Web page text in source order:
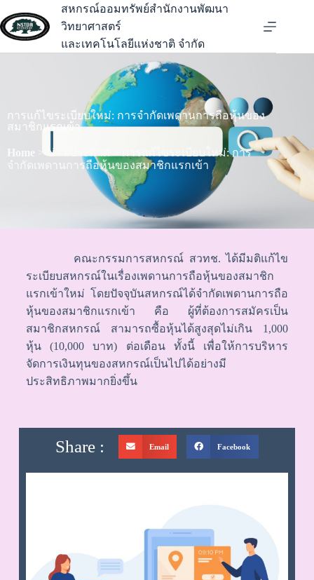
สหกรณ์ออมทรัพย์สำนักงานพัฒนา
วิทยาศาสตร์
และเทคโนโลยีแห่งชาติ จำกัด
การแก้ไขระเบียบใหม่: การจำกัดเพดานการถือหุ้นของ
สมาชิกแรกเข้า
Home > ข่าว/ประกาศ > การแก้ไขระเบียบใหม่: การ
จำกัดเพดานการถือหุ้นของสมาชิกแรกเข้า
คณะกรรมการสหกรณ์ สวทช. ได้มีมติแก้ไข
ระเบียบสหกรณ์ในเรื่องเพดานการถือหุ้นของสมาชิก
แรกเข้าใหม่ โดยปัจจุบันสหกรณ์ได้จำกัดเพดานการถือ
หุ้นของสมาชิกแรกเข้า คือ ผู้ที่ต้องการสมัครเป็น
สมาชิกสหกรณ์ สามารถซื้อหุ้นได้สูงสุดไม่เกิน 1,000
หุ้น (10,000 บาท) ต่อเดือน ทั้งนี้ เพื่อให้การบริหาร
จัดการเงินทุนของสหกรณ์เป็นไปได้อย่างมี
ประสิทธิภาพมากยิ่งขึ้น
Share : Email Facebook